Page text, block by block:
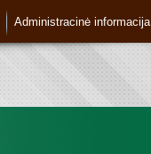
Administracinė informacija